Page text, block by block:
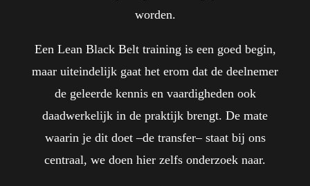
worden.
Een Lean Black Belt training is een goed begin,
maar uiteindelijk gaat het erom dat de deelnemer
de geleerde kennis en vaardigheden ook
daadwerkelijk in de praktijk brengt. De mate
waarin je dit doet –de transfer– staat bij ons
centraal, we doen hier zelfs onderzoek naar.